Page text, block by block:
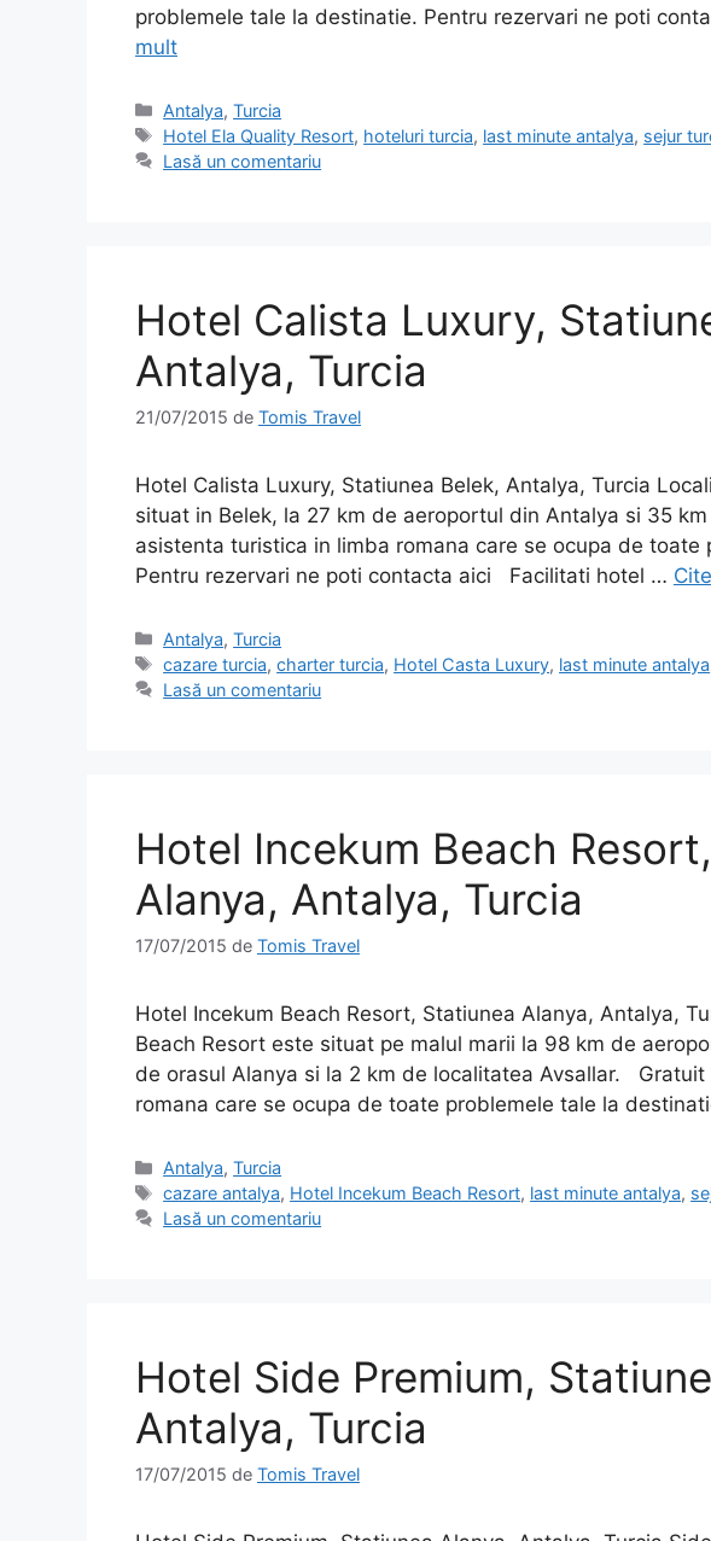
problemele tale la destinatie. Pentru rezervari ne poti
mult
Categorii
Antalya,Turcia
Etichete
Hotel Ela Quality Resort, hoteluri turcia, last minute antalya, sejur
Lasă un comentariu
Hotel Calista Luxury,
Antalya, Turcia
21/07/2015 de Tomis Travel
Hotel Calista Luxury, Statiunea Belek, Antalya, Turcia
situat in Belek, la 27 km de aeroportul din Antalya si 35
asistenta turistica in limba romana care se ocupa de
Pentru rezervari ne poti contacta aici Facilitati hotel …
Categorii
Antalya,Turcia
Etichete
cazare turcia,charter turcia, Hotel Casta Luxury, last minute antalya
Lasă un comentariu
Hotel Incekum Beach
Alanya, Antalya, Turcia
17/07/2015 de Tomis Travel
Hotel Incekum Beach Resort, Statiunea Alanya, Antalya,
Beach Resort este situat pe malul marii la 98 km de
de orasul Alanya si la 2 km de localitatea Avsallar.
romana care se ocupa de toate problemele tale la
Categorii
Antalya,Turcia
Etichete
cazare antalya, Hotel Incekum Beach Resort, last minute antalya,
Lasă un comentariu
Hotel Side Premium,
Antalya, Turcia
17/07/2015 de Tomis Travel